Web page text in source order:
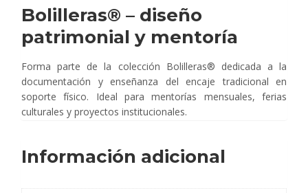
Bolilleras® – diseño
patrimonial y mentoría
Forma parte de la colección Bolilleras® dedicada a la
documentación y enseñanza del encaje tradicional en
soporte físico. Ideal para mentorías mensuales, ferias
culturales y proyectos institucionales.
Información adicional